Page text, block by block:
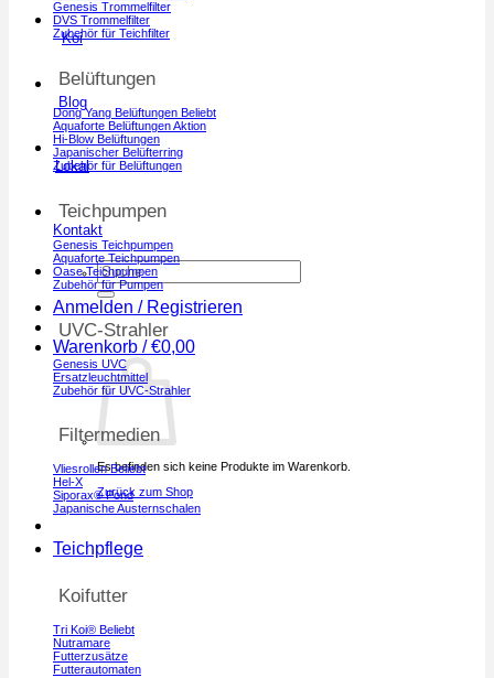
Koi
Blog
Lokal
Kontakt
Suchen
nach:
Anmelden / Registrieren
Warenkorb /€0,00
Es befinden sich keine Produkte im Warenkorb.
Zurück zum Shop
Genesis Trommelfilter
DVS Trommelfilter
Zubehör für Teichfilter
Belüftungen
Dong Yang Belüftungen
Aquaforte Belüftungen
Hi-Blow Belüftungen
Japanischer Belüfterring
Zubehör für Belüftungen
Teichpumpen
Genesis Teichpumpen
Aquaforte Teichpumpen
Oase Teichpumpen
Zubehör für Pumpen
UVC-Strahler
Genesis UVC
Ersatzleuchtmittel
Zubehör für UVC-Strahler
Filtermedien
Vliesrollen
Hel-X
Siporax® Pond
Japanische Austernschalen
Teichpflege
Koifutter
Tri Koi®
Nutramare
Futterzusätze
Futterautomaten